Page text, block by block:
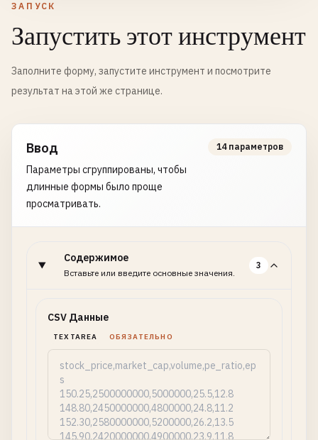
ЗАПУСК
Запустить этот инструмент
Заполните форму, запустите инструмент и посмотрите
результат на этой же странице.
Ввод
Параметры сгруппированы, чтобы
длинные формы было проще
просматривать.
14 параметров
Содержимое
Вставьте или введите основные значения.
3
CSV Данные
TEXTAREA ОБЯЗАТЕЛЬНО